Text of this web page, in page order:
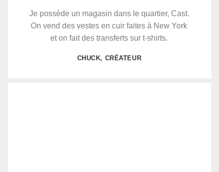
Je possède un magasin dans le quartier, Cast.
On vend des vestes en cuir faites à New York
et on fait des transferts sur t-shirts.
CHUCK, CRÉATEUR